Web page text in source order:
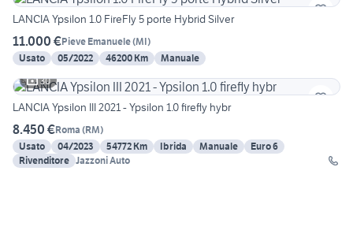
LANCIA Ypsilon 1.0 FireFly 5 porte Hybrid Silver
11.000 €Pieve Emanuele(MI)
Usato
05/2022 46200 Km
Manuale
30
LANCIA Ypsilon III 2021 - Ypsilon 1.0 firefly hybr
8.450 €Roma (RM)
Usato
04/2023 54772 Km Ibrida Manuale
Euro 6
Rivenditore Jazzoni Auto